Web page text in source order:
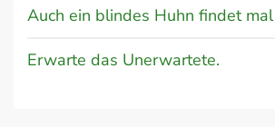
Auch ein blindes Huhn findet mal
Erwarte das Unerwartete.